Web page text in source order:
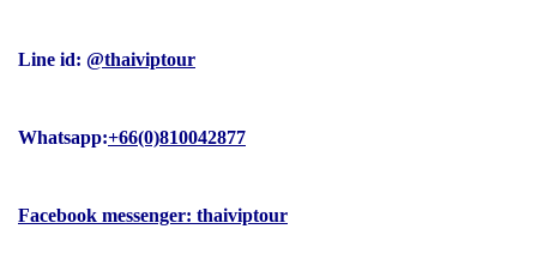
Line id: @thaiviptour
Whatsapp:+66(0)810042877
Facebook messenger: thaiviptour